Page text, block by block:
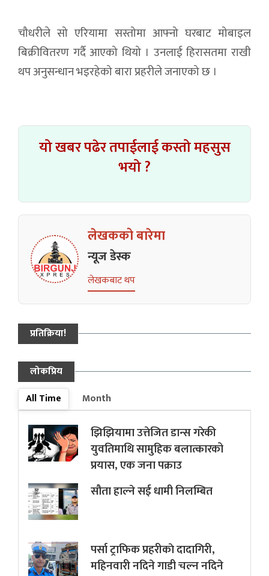
चौधरीले सो एरियामा सस्तोमा आफ्नो घरबाट मोबाइल
बिक्रीवितरण गर्दै आएको थियो । उनलाई हिरासतमा राखी
थप अनुसन्धान भइरहेको बारा प्रहरीले जनाएको छ ।
यो खबर पढेर तपाईलाई कस्तो महसुस
भयो ?
लेखकको बारेमा
न्यूज डेस्क
लेखकबाट थप
प्रतिक्रिया!
लोकप्रिय
All Time
Month
झिझियामा उत्तेजित डान्स गरेकी
युवतिमाथि सामुहिक बलात्कारको
प्रयास, एक जना पक्राउ
सौता हाल्ने सई धामी निलम्बित
पर्सा ट्राफिक प्रहरीकाे दादागिरी,
महिनवारी नदिने गाडी चल्न नदिने